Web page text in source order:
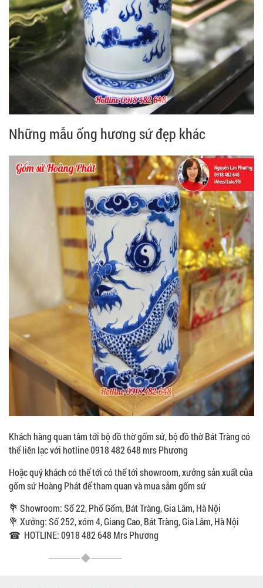
Những mẫu ống hương sứ đẹp khác
Khách hàng quan tâm tới bộ đồ thờ gốm sứ, bộ đồ thờ Bát Tràng có
thể liên lạc với hotline 0918 482 648 mrs Phương
Hoặc quý khách có thể tới có thể tới showroom, xưởng sản xuất của
gốm sứ Hoàng Phát để tham quan và mua sắm gốm sứ
💐 Showroom: Số 22, Phố Gốm, Bát Tràng, Gia Lâm, Hà Nội
💐 Xưởng: Số 252, xóm 4, Giang Cao, Bát Tràng, Gia Lâm, Hà Nội
☎ HOTLINE: 0918 482 648 Mrs Phương